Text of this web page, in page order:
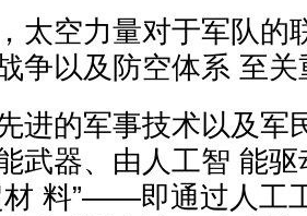
太空力量对于军队的
争以及防空体系 至
进的军事技术以及军
武器、由人工智 能
材 料”——即通过人工